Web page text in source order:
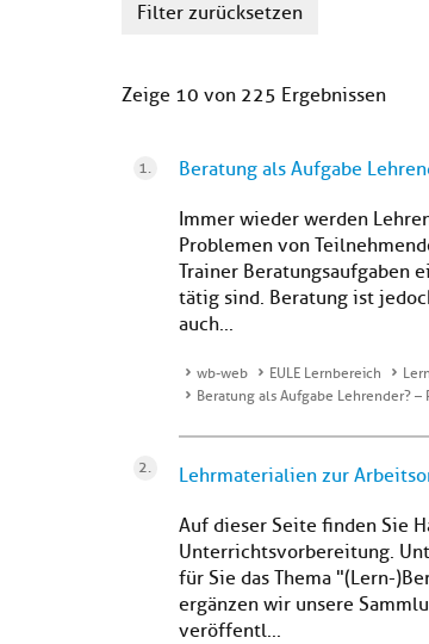
Filter zurücksetzen
Zeige 10 von 225 Ergebnissen
Beratung als Aufgabe
Immer wieder werden
Problemen von
Trainer Beratungsaufgaben
tätig sind. Beratung ist
auch...
wb-web EULE Lernbereich
Beratung als Aufgabe Lehrender?
Lehrmaterialien zur
Auf dieser Seite finden Sie
Unterrichtsvorbereitung.
für Sie das Thema "(Lern-
ergänzen wir unsere
veröffentl...